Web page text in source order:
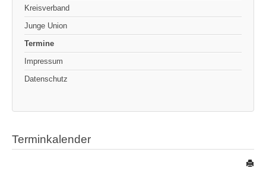
Kreisverband
Junge Union
Termine
Impressum
Datenschutz
Terminkalender